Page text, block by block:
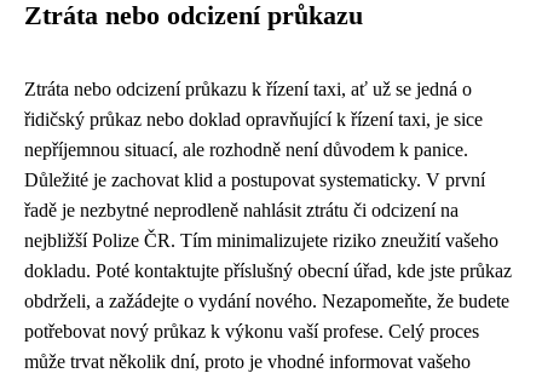
Ztráta nebo odcizení průkazu
Ztráta nebo odcizení průkazu k řízení taxi, ať už se jedná o
řidičský průkaz nebo doklad opravňující k řízení taxi, je sice
nepříjemnou situací, ale rozhodně není důvodem k panice.
Důležité je zachovat klid a postupovat systematicky. V první
řadě je nezbytné neprodleně nahlásit ztrátu či odcizení na
nejbližší Polize ČR. Tím minimalizujete riziko zneužití vašeho
dokladu. Poté kontaktujte příslušný obecní úřad, kde jste průkaz
obdrželi, a zažádejte o vydání nového. Nezapomeňte, že budete
potřebovat nový průkaz k výkonu vaší profese. Celý proces
může trvat několik dní, proto je vhodné informovat vašeho